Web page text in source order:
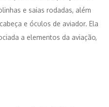
e saias rodadas, além
e óculos de aviador. Ela
a elementos da aviação,